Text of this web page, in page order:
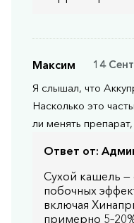
Максим
14
Я слышал, что
Насколько это
ли менять
Ответ от:
Сухой кашель —
побочных
включая
примерно